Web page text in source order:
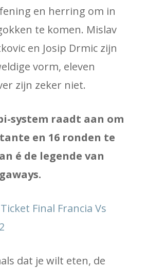
en herring om in
te komen. Mislav
en Josip Drmic zijn
vorm, eleven
zijn zeker niet.
system raadt aan om
en 16 ronden te
é de legende van
Final Francia Vs
dat je wilt eten, de